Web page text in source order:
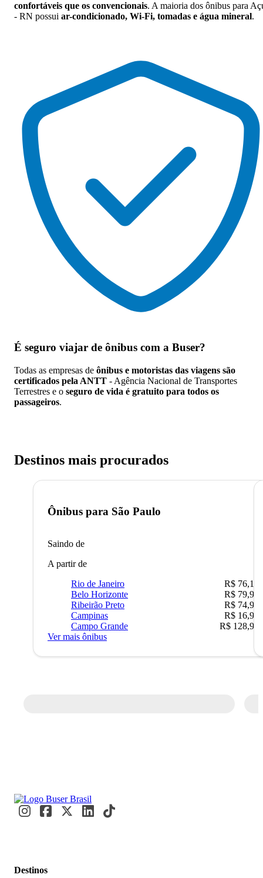
confortáveis que os convencionais. A maioria dos ônibus para
- RN possui ar-condicionado, Wi-Fi, tomadas e água mineral.
É seguro viajar de ônibus com a Buser?
Todas as empresas de ônibus e motoristas das viagens são
certificados pela ANTT - Agência Nacional de Transportes
Terrestres e o seguro de vida é gratuito para todos os
passageiros.
Destinos mais procurados
Ônibus para São Paulo
Saindo de
A partir de
Rio de Janeiro
R$ 76,10
Belo Horizonte
R$ 79,99
Ribeirão Preto
R$ 74,90
Campinas
R$ 16,90
Campo Grande
R$ 128,90
Ver mais ônibus
Destinos